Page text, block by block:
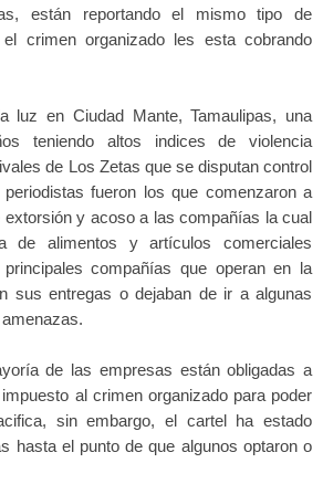
están reportando el mismo tipo de
crimen organizado les esta cobrando
luz en Ciudad Mante, Tamaulipas, una
teniendo altos indices de violencia
de Los Zetas que se disputan control
periodistas fueron los que comenzaron a
extorsión y acoso a las compañías la cual
de alimentos y artículos comerciales
compañías que operan en la
sus entregas o dejaban de ir a algunas
de las empresas están obligadas a
al crimen organizado para poder
sin embargo, el cartel ha estado
hasta el punto de que algunos optaron o